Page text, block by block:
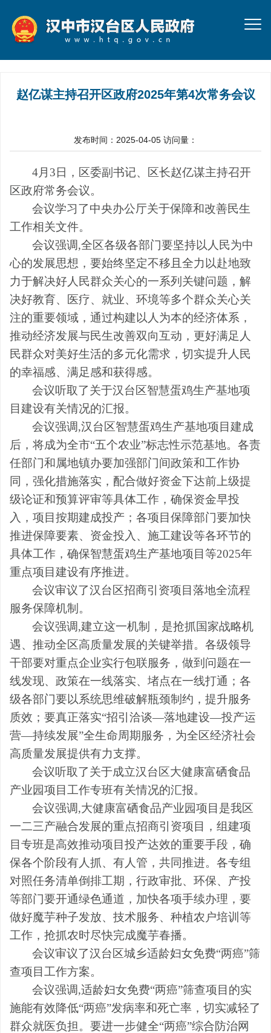
赵亿谋主持召开区政府2025年第4次常务会议
发布时间：2025-04-05 访问量：
4月3日，区委副书记、区长赵亿谋主持召开
区政府常务会议。
会议学习了中央办公厅关于保障和改善民生
工作相关文件。
会议强调,全区各级各部门要坚持以人民为中
心的发展思想，要始终坚定不移且全力以赴地致
力于解决好人民群众关心的一系列关键问题，解
决好教育、医疗、就业、环境等多个群众关心关
注的重要领域，通过构建以人为本的经济体系，
推动经济发展与民生改善双向互动，更好满足人
民群众对美好生活的多元化需求，切实提升人民
的幸福感、满足感和获得感。
会议听取了关于汉台区智慧蛋鸡生产基地项
目建设有关情况的汇报。
会议强调,汉台区智慧蛋鸡生产基地项目建成
后，将成为全市“五个农业”标志性示范基地。各责
任部门和属地镇办要加强部门间政策和工作协
同，强化措施落实，配合做好资金下达前上级提
级论证和预算评审等具体工作，确保资金早投
入，项目按期建成投产；各项目保障部门要加快
推进保障要素、资金投入、施工建设等各环节的
具体工作，确保智慧蛋鸡生产基地项目等2025年
重点项目建设有序推进。
会议审议了汉台区招商引资项目落地全流程
服务保障机制。
会议强调,建立这一机制，是抢抓国家战略机
遇、推动全区高质量发展的关键举措。各级领导
干部要对重点企业实行包联服务，做到问题在一
线发现、政策在一线落实、堵点在一线打通；各
级各部门要以系统思维破解瓶颈制约，提升服务
质效；要真正落实“招引洽谈—落地建设—投产运
营—持续发展”全生命周期服务，为全区经济社会
高质量发展提供有力支撑。
会议听取了关于成立汉台区大健康富硒食品
产业园项目工作专班有关情况的汇报。
会议强调,大健康富硒食品产业园项目是我区
一二三产融合发展的重点招商引资项目，组建项
目专班是高效推动项目投产达效的重要手段，确
保各个阶段有人抓、有人管，共同推进。各专组
对照任务清单倒排工期，行政审批、环保、产投
等部门要开通绿色通道，加快各项手续办理，要
做好魔芋种子发放、技术服务、种植农户培训等
工作，抢抓农时尽快完成魔芋春播。
会议审议了汉台区城乡适龄妇女免费“两癌”筛
查项目工作方案。
会议强调,适龄妇女免费“两癌”筛查项目的实
施能有效降低“两癌”发病率和死亡率，切实减轻了
群众就医负担。要进一步健全“两癌”综合防治网